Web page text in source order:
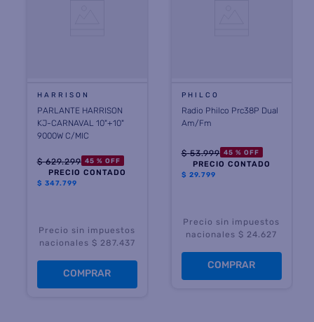
HARRISON
PARLANTE HARRISON
KJ-CARNAVAL 10"+10"
9000W C/MIC
$ 629.299 45 % OFF
PRECIO CONTADO
$ 347.799
Precio sin impuestos
nacionales $ 287.437
COMPRAR
PHILCO
Radio Philco Prc38P Dual
Am/Fm
$ 53.999 45 % OFF
PRECIO CONTADO
$ 29.799
Precio sin impuestos
nacionales $ 24.627
COMPRAR